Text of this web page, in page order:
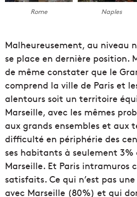
Rome Naples
Malheureusement, au niveau
se place en dernière position.
de même constater que le
comprend la ville de Paris et
alentours soit un territoire
Marseille, avec les mêmes
aux grands ensembles et aux
difficulté en périphérie des
ses habitants à seulement 3%
Marseille. Et Paris intramuros
satisfaits. Ce qui n’est pas
avec Marseille (80%) et qui